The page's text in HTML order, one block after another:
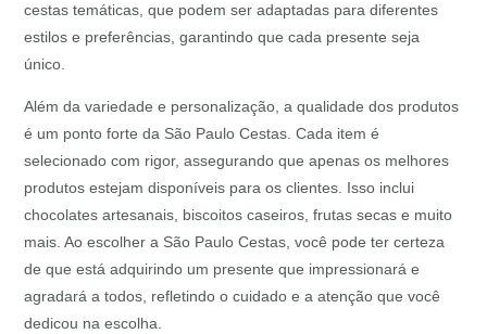
cestas temáticas, que podem ser adaptadas para diferentes
estilos e preferências, garantindo que cada presente seja
único.
Além da variedade e personalização, a qualidade dos produtos
é um ponto forte da São Paulo Cestas. Cada item é
selecionado com rigor, assegurando que apenas os melhores
produtos estejam disponíveis para os clientes. Isso inclui
chocolates artesanais, biscoitos caseiros, frutas secas e muito
mais. Ao escolher a São Paulo Cestas, você pode ter certeza
de que está adquirindo um presente que impressionará e
agradará a todos, refletindo o cuidado e a atenção que você
dedicou na escolha.